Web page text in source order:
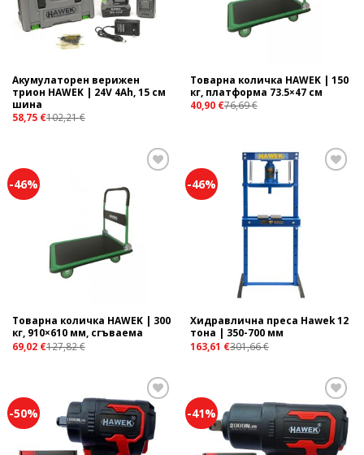
Акумулаторен верижен
трион HAWEK | 24V 4Ah, 15 см
шина
58,75 €102,21€
Товарна количка HAWEK | 150
кг, платформа 73.5×47 см
40,90 €76,69€
-46%
Товарна количка HAWEK | 300
кг, 910×610 мм, сгъваема
69,02 €127,82€
-46%
Хидравлична преса Hawek 12
тона | 350-700 мм
163,61 €301,66€
-50%
Add to
wishlist
-41%
Add to
wishlist